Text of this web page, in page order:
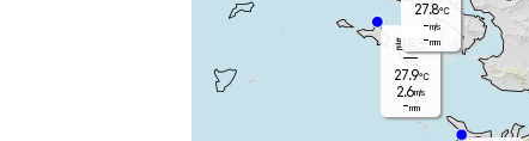
볼음도
27.9℃
2.6m/s
-mm
27.8℃
-m/s
-mm